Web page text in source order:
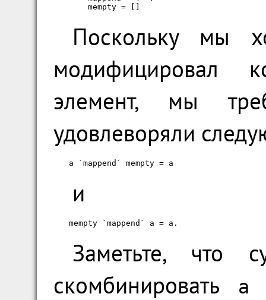
    mempty = []
Поскольку мы
модифицировал
элемент, мы
удовлеворяли
a `mappend` mempty = a
и
mempty `mappend` a = a.
Заметьте, что
скомбинировать
a